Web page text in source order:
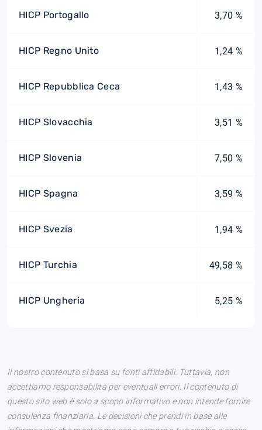
HICP Portogallo 3,70 %
HICP Regno Unito 1,24 %
HICP Repubblica Ceca 1,43 %
HICP Slovacchia 3,51 %
HICP Slovenia 7,50 %
HICP Spagna 3,59 %
HICP Svezia 1,94 %
HICP Turchia 49,58 %
HICP Ungheria 5,25 %
Il nostro contenuto si basa su fonti affidabili. Tuttavia, non
accettiamo responsabilità per eventuali errori. Il contenuto di
questo sito web è solo a scopo informativo e non intende fornire
consulenza finanziaria. Le decisioni che prendi in base alle